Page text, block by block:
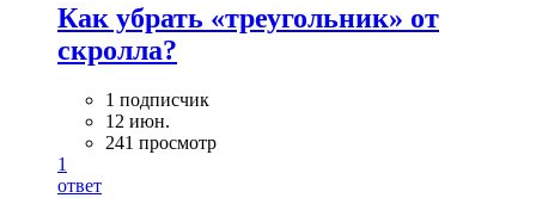
Как убрать «треугольник» от
скролла?
1 подписчик
12 июн.
241 просмотр
1
ответ